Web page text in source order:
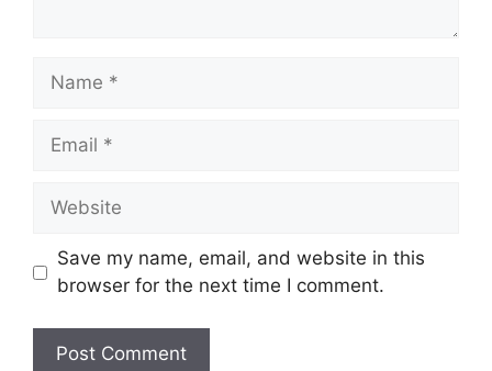
Name
Email
Website
Save my name, email, and website in this
browser for the next time I comment.